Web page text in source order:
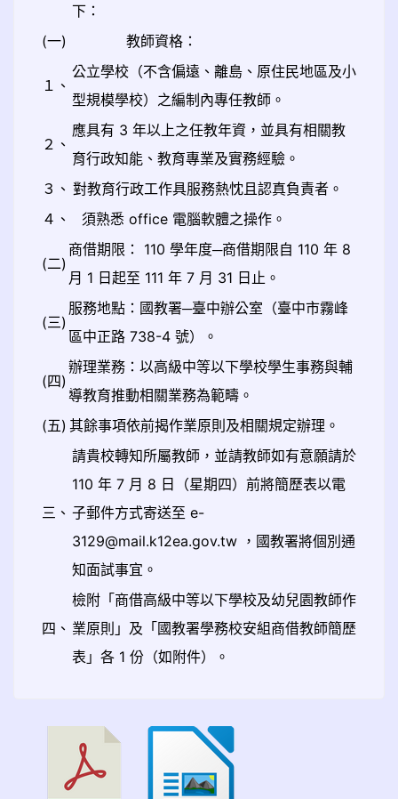
下：
(一)
教師資格：
１、
公立學校（不含偏遠、離島、原住民地區及小
型規模學校）之編制內專任教師。
２、
應具有 3 年以上之任教年資，並具有相關教
育行政知能、教育專業及實務經驗。
３、 對教育行政工作具服務熱忱且認真負責者。
４、
須熟悉 office 電腦軟體之操作。
(二)
商借期限： 110 學年度─商借期限自 110 年 8
月 1 日起至 111 年 7 月 31 日止。
(三)
服務地點：國教署─臺中辦公室（臺中市霧峰
區中正路 738-4 號）。
(四)
辦理業務：以高級中等以下學校學生事務與輔
導教育推動相關業務為範疇。
(五) 其餘事項依前揭作業原則及相關規定辦理。
三、
請貴校轉知所屬教師，並請教師如有意願請於
110 年 7 月 8 日（星期四）前將簡歷表以電
子郵件方式寄送至 e-
3129@mail.k12ea.gov.tw ，國教署將個別通
知面試事宜。
四、
檢附「商借高級中等以下學校及幼兒園教師作
業原則」及「國教署學務校安組商借教師簡歷
表」各 1 份（如附件）。